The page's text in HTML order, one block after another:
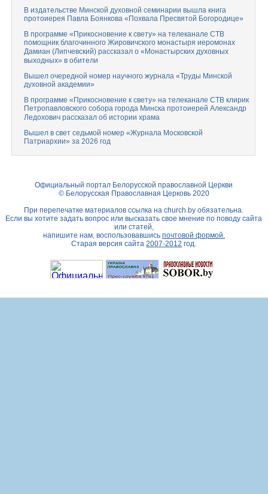
В издательстве Минской духовной семинарии вышла книга
протоиерея Павла Боянкова «Похвала Пресвятой Богородице»
В программе «Прикосновение к свету» на телеканале СТВ
помощник благочинного Жировичского монастыря иеромонах
Дамиан (Липчевский) рассказал о «Монастырских духовных
выходных» в обители
Вышел очередной номер научного журнала «Труды Минской
духовной академии»
В программе «Прикосновение к свету» на телеканале СТВ клирик
Петропавловского собора города Минска протоиерей Александр
Ледохович рассказал об истории храма
Вышел в свет седьмой номер «Журнала Московской
Патриархии» за 2026 год
Официальный портал Белорусской православной Церкви
© Белорусская Православная Церковь 2020
При перепечатке материалов ссылка наchurch.by обязательна.
Если вы хотите задать вопрос или высказать свое мнение по поводу сайта
или статей,
напишите нам, воспользовавшись почтовой формой.
Старая версия сайта2007-2012 год.